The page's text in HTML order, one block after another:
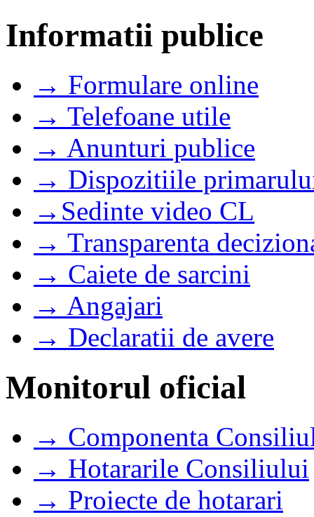
Informatii publice
→ Formulare online
→ Telefoane utile
→ Anunturi publice
→ Dispozitiile
→Sedinte video CL
→ Transparenta
→ Caiete de sarcini
→ Angajari
→ Declaratii de avere
Monitorul oficial
→ Componenta
→ Hotararile Consiliului
→ Proiecte de hotarari